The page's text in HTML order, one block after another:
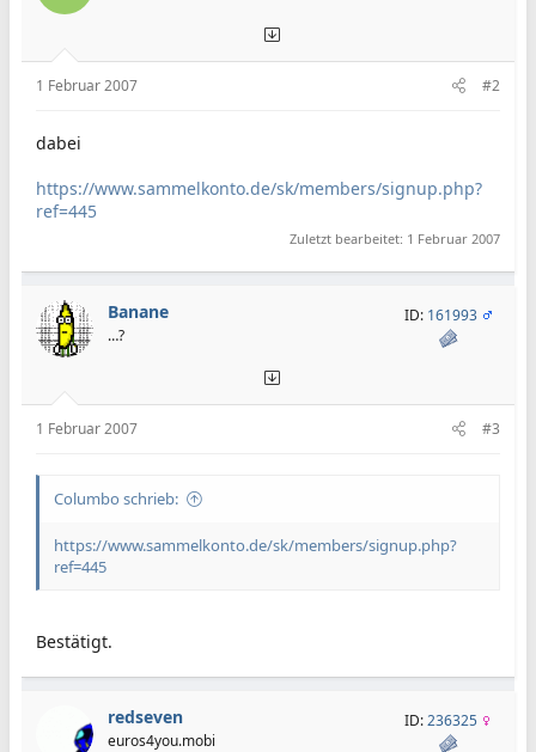
Zur Deckung unserer Unkosten ist es notwendig, geringe
Gebühren pro Transfer zu erheben. In der Start- und
finden Sie in den AGB.
Also zögern Sie nicht und machen bei unserer
1 Februar 2007 #2
dabei
https://www.sammelkonto.de/sk/members/signup.php?
ref=445
Zuletzt bearbeitet: 1 Februar 2007
Banane
…?
ID: 161993
1 Februar 2007 #3
Columbo schrieb:
https://www.sammelkonto.de/sk/members/signup.php?
ref=445
Bestätigt.
redseven
euros4you.mobi
ID:236325